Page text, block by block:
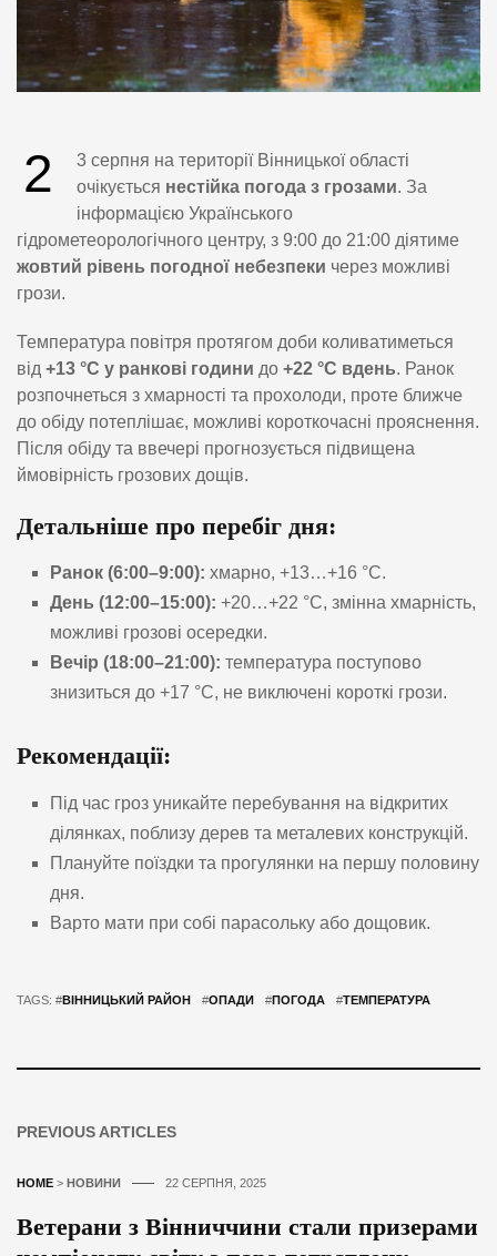
2
3 серпня на території Вінницької області
очікується нестійка погода з грозами. За
інформацією Українського
гідрометеорологічного центру, з 9:00 до 21:00 діятиме
жовтий рівень погодної небезпеки через можливі
грози.
Температура повітря протягом доби коливатиметься
від +13 °C у ранкові години до +22 °C вдень. Ранок
розпочнеться з хмарності та прохолоди, проте ближче
до обіду потеплішає, можливі короткочасні прояснення.
Після обіду та ввечері прогнозується підвищена
ймовірність грозових дощів.
Детальніше про перебіг дня:
Ранок (6:00–9:00): хмарно, +13…+16 °C.
День (12:00–15:00): +20…+22 °C, змінна хмарність,
можливі грозові осередки.
Вечір (18:00–21:00): температура поступово
знизиться до +17 °C, не виключені короткі грози.
Рекомендації:
Під час гроз уникайте перебування на відкритих
ділянках, поблизу дерев та металевих конструкцій.
Плануйте поїздки та прогулянки на першу половину
дня.
Варто мати при собі парасольку або дощовик.
TAGS: #ВІННИЦЬКИЙ РАЙОН #ОПАДИ #ПОГОДА #ТЕМПЕРАТУРА
PREVIOUS ARTICLES
HOME > НОВИНИ 22 СЕРПНЯ, 2025
Ветерани з Вінниччини стали призерами